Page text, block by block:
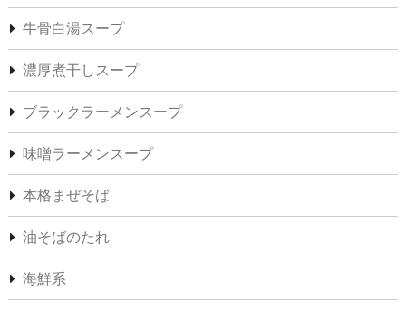
牛骨白湯スープ
濃厚煮干しスープ
ブラックラーメンスープ
味噌ラーメンスープ
本格まぜそば
油そばのたれ
海鮮系